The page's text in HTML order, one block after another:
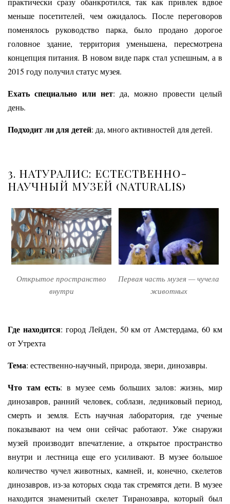
меньше посетителей, чем ожидалось. После переговоров
поменялось руководство парка, было продано дорогое
головное здание, территория уменьшена, пересмотрена
концепция питания. В новом виде парк стал успешным, а в
2015 году получил статус музея.
Ехать специально или нет: да, можно провести целый
день.
Подходит ли для детей: да, много активностей для детей.
3. НАТУРАЛИС: ЕСТЕСТВЕННО-
НАУЧНЫЙ МУЗЕЙ (NATURALIS)
Открытое пространство
внутри
Первая часть музея — чучела
животных
Где находится: город Лейден, 50 км от Амстердама, 60 км
от Утрехта
Тема: естественно-научный, природа, звери, динозавры.
Что там есть: в музее семь больших залов: жизнь, мир
динозавров, ранний человек, соблазн, ледниковый период,
смерть и земля. Есть научная лаборатория, где ученые
показывают на чем они сейчас работают.Уже снаружи
музей производит впечатление, а открытое пространство
внутри и лестница еще его усиливают. В музее большое
количество чучел животных, камней, и, конечно, скелетов
динозавров, из-за которых сюда так стремятся дети. В музее
находится знаменитый скелет Тиранозавра, который был